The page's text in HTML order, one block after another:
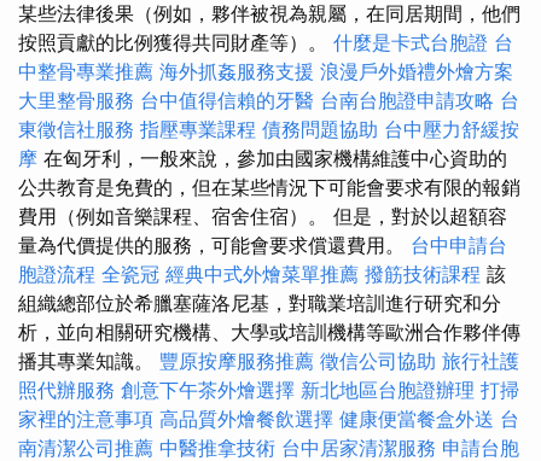
某些法律後果（例如，夥伴被視為親屬，在同居期間，他們
按照貢獻的比例獲得共同財產等）。 什麼是卡式台胞證 台
中整骨專業推薦 海外抓姦服務支援 浪漫戶外婚禮外燴方案
大里整骨服務 台中值得信賴的牙醫 台南台胞證申請攻略 台
東徵信社服務 指壓專業課程 債務問題協助 台中壓力舒緩按
摩 在匈牙利，一般來說，參加由國家機構維護中心資助的
公共教育是免費的，但在某些情況下可能會要求有限的報銷
費用（例如音樂課程、宿舍住宿）。 但是，對於以超額容
量為代價提供的服務，可能會要求償還費用。 台中申請台
胞證流程 全瓷冠 經典中式外燴菜單推薦 撥筋技術課程 該
組織總部位於希臘塞薩洛尼基，對職業培訓進行研究和分
析，並向相關研究機構、大學或培訓機構等歐洲合作夥伴傳
播其專業知識。 豐原按摩服務推薦 徵信公司協助 旅行社護
照代辦服務 創意下午茶外燴選擇 新北地區台胞證辦理 打掃
家裡的注意事項 高品質外燴餐飲選擇 健康便當餐盒外送 台
南清潔公司推薦 中醫推拿技術 台中居家清潔服務 申請台胞